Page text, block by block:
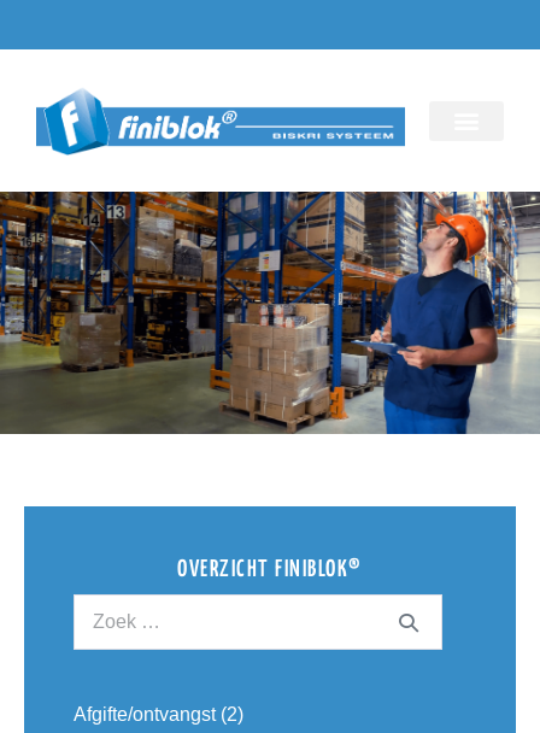
OVERZICHT FINIBLOK®
Afgifte/ontvangst (2)